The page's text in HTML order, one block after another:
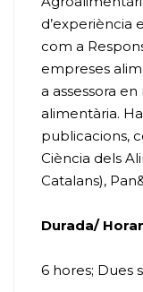
d’experiència
com a
empreses
a assessora
alimentària.
publicacions,
Ciència dels
Catalans),
Durada/
6 hores; Dues